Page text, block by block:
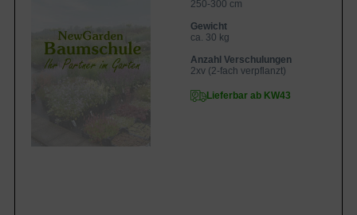
250-300 cm
Gewicht
ca. 30 kg
Anzahl Verschulungen
2xv (2-fach verpflanzt)
Lieferbar ab KW43